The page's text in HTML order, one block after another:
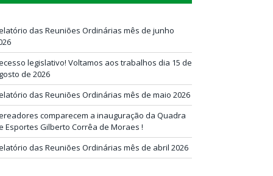
das Reuniões Ordinárias mês de junho
legislativo! Voltamos aos trabalhos dia 15 de
de 2026
das Reuniões Ordinárias mês de maio 2026
comparecem a inauguração da Quadra
Esportes Gilberto Corrêa de Moraes !
das Reuniões Ordinárias mês de abril 2026